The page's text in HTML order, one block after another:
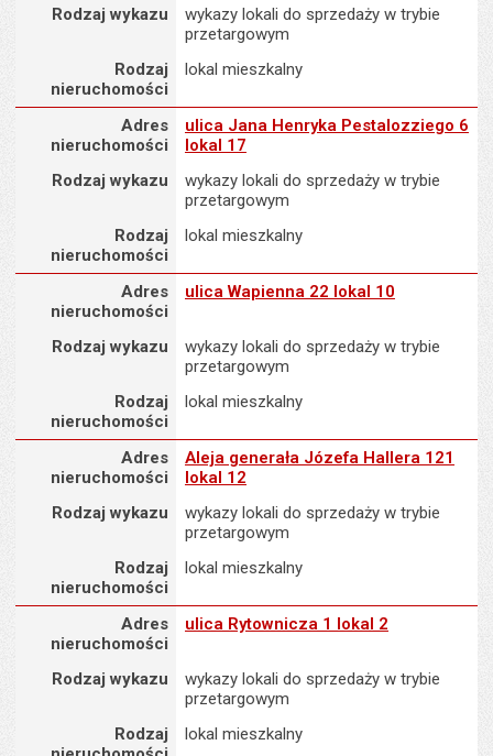
Rodzaj wykazu
wykazy lokali do sprzedaży w trybie
przetargowym
Rodzaj
nieruchomości
lokal mieszkalny
Adres nieruchomości
Adres
nieruchomości
ulica Jana Henryka Pestalozziego 6
lokal 17
Rodzaj wykazu
wykazy lokali do sprzedaży w trybie
przetargowym
Rodzaj
nieruchomości
lokal mieszkalny
Adres nieruchomości
Adres
nieruchomości
ulica Wapienna 22 lokal 10
Rodzaj wykazu
wykazy lokali do sprzedaży w trybie
przetargowym
Rodzaj
nieruchomości
lokal mieszkalny
Adres nieruchomości
Adres
nieruchomości
Aleja generała Józefa Hallera 121
lokal 12
Rodzaj wykazu
wykazy lokali do sprzedaży w trybie
przetargowym
Rodzaj
nieruchomości
lokal mieszkalny
Adres nieruchomości
Adres
nieruchomości
ulica Rytownicza 1 lokal 2
Rodzaj wykazu
wykazy lokali do sprzedaży w trybie
przetargowym
Rodzaj
lokal mieszkalny